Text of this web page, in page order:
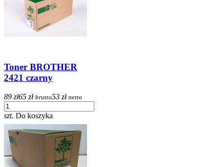
Toner BROTHER
2421 czarny
89 zł65 zł brutto53 zł netto
szt. Do koszyka